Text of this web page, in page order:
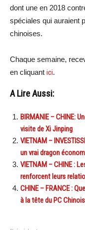
dont une en 2018
spéciales qui auraient
chinoises.
Chaque semaine,
en cliquant ici.
A Lire Aussi:
BIRMANIE – CHINE:
visite de Xi Jinping
VIETNAM –
un vrai dragon
VIETNAM – CHINE :
renforcent leurs
CHINE – FRANCE :
à la tête du PC Chinois